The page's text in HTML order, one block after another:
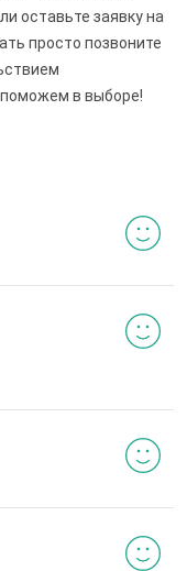
оставьте заявку на
просто позвоните
в выборе!